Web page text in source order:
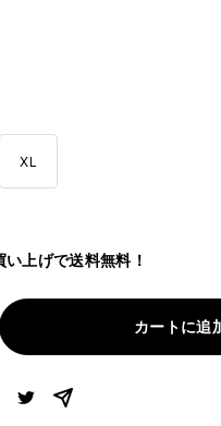
XL
上げで送料無料！
カートに追